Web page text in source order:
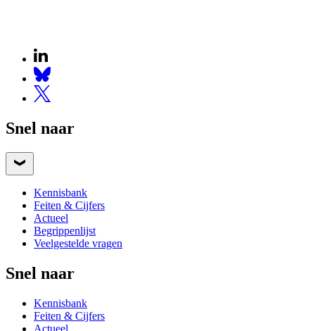
Snel naar
Kennisbank
Feiten & Cijfers
Actueel
Begrippenlijst
Veelgestelde vragen
Snel naar
Kennisbank
Feiten & Cijfers
Actueel